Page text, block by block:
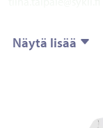
Näytä lisää